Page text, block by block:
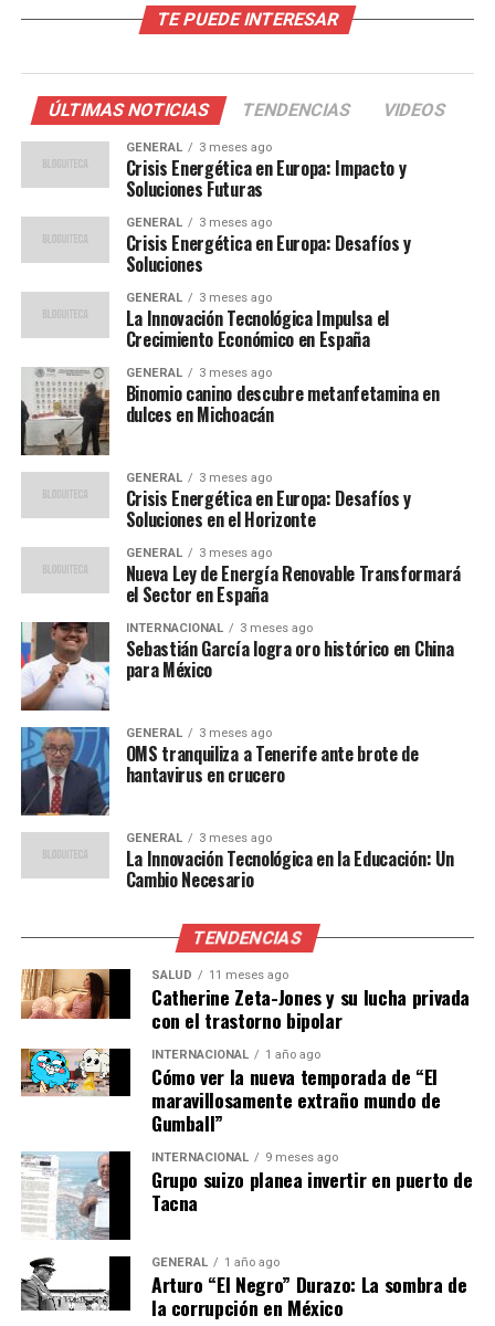
la inflación
El incremento de la inflación en España no es un
fenómeno aislado. Diversos factores globales han
influido en esta tendencia. La guerra en Ucrania ha
perturbado los suministros energéticos, aumentando
los precios del gas y el petróleo. Además, las
interrupciones en la cadena de suministro global,
exacerbadas por la pandemia de COVID-19, continúan
afectando la disponibilidad y el costo de bienes
En el ámbito local, las políticas fiscales expansivas
implementadas para mitigar los efectos económicos de
la pandemia han inyectado liquidez en el mercado, lo
que ha contribuido al aumento de la demanda y, en
consecuencia, a la subida de precios.
Opiniones de expertos y
comparación histórica
Los economistas advierten que la inflación podría
mantenerse alta en el corto plazo.
Rodríguez, profesor de economía en la Universidad
Complutense de Madrid,señaló:
“La inflación actual es un
reflejo de las
complejidades del mercado
global y las políticas
internas. Es crucial que las
medidas adoptadas sean
equilibradas para no frenar
la recuperación
económica”.
Históricamente, España ha enfrentado desafíos
inflacionarios en el pasado, como durante la crisis del
petróleo en la década de 1970. Sin embargo, la situación
actual es diferente debido a la interconexión global y la
dependencia de las importaciones energéticas.
Impacto en la población y
medidas a considerar
TE PUEDE INTERESAR
ÚLTIMAS NOTICIAS TENDENCIAS VIDEOS
GENERAL 3 meses ago
Crisis Energética en Europa: Impacto y
Soluciones Futuras
GENERAL 3 meses ago
Crisis Energética en Europa: Desafíos y
Soluciones
GENERAL 3 meses ago
La Innovación Tecnológica Impulsa el
Crecimiento Económico en España
GENERAL 3 meses ago
Binomio canino descubre metanfetamina en
dulces en Michoacán
GENERAL 3 meses ago
Crisis Energética en Europa: Desafíos y
Soluciones en el Horizonte
GENERAL 3 meses ago
Nueva Ley de Energía Renovable Transformará
el Sector en España
INTERNACIONAL 3 meses ago
Sebastián García logra oro histórico en China
para México
GENERAL 3 meses ago
OMS tranquiliza a Tenerife ante brote de
hantavirus en crucero
GENERAL 3 meses ago
La Innovación Tecnológica en la Educación: Un
Cambio Necesario
TENDENCIAS
SALUD 11 meses ago
Catherine Zeta-Jones y su lucha privada
con el trastorno bipolar
INTERNACIONAL 1 año ago
Cómo ver la nueva temporada de “El
maravillosamente extraño mundo de
Gumball”
INTERNACIONAL 9 meses ago
Grupo suizo planea invertir en puerto de
Tacna
GENERAL 1 año ago
Arturo “El Negro” Durazo: La sombra de
la corrupción en México